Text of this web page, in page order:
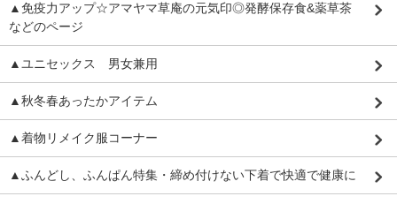
▲免疫力アップ☆アマヤマ草庵の元気印◎発酵保存食&薬草茶
などのページ
▲ユニセックス 男女兼用
▲秋冬春あったかアイテム
▲着物リメイク服コーナー
▲ふんどし、ふんぱん特集・締め付けない下着で快適で健康に